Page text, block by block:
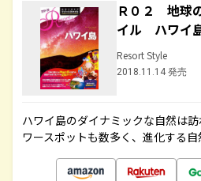
Ｒ０２ 地球
イル ハワイ
Resort Style
2018.11.14 発売
ハワイ島のダイナミックな自然は
ワースポットも数多く、進化する